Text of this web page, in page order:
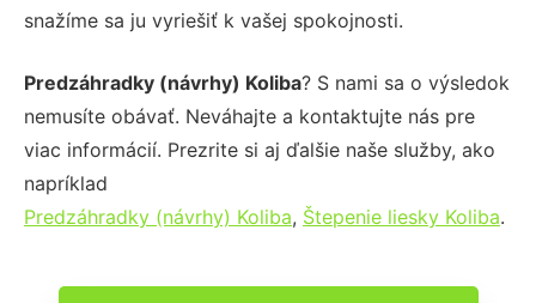
snažíme sa ju vyriešiť k vašej spokojnosti.
Predzáhradky (návrhy) Koliba? S nami sa o výsledok
nemusíte obávať. Neváhajte a kontaktujte nás pre
viac informácií. Prezrite si aj ďalšie naše služby, ako
napríklad
Predzáhradky (návrhy) Koliba, Štepenie liesky Koliba.